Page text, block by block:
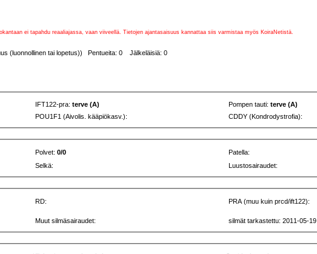
ei tapahdu reaaliajassa, vaan viiveellä. Tietojen ajantasaisuus kannattaa siis varmistaa myös KoiraNetistä.
(luonnollinen tai lopetus)) Pentueita: 0 Jälkeläisiä: 0
IFT122-pra:terve (A) Pompen tauti:terve (A)
POU1F1 (Aivolis. kääpiökasv.): CDDY (Kondrodystrofia):
Polvet:0/0 Patella:
Selkä: Luustosairaudet:
RD: PRA (muu kuin prcd/ift122):
Muut silmäsairaudet: silmät tarkastettu: 2011-05-19